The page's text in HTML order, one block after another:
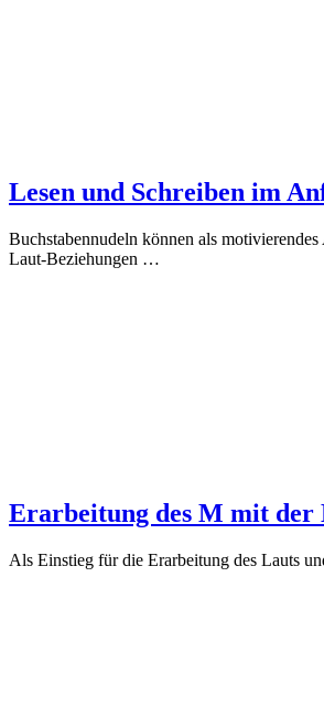
Lesen und Schreiben im
Buchstabennudeln können als
Laut-Beziehungen …
Erarbeitung des M mit der
Als Einstieg für die Erarbeitung des Lauts